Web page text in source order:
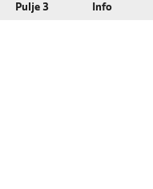
Pulje 3 Info